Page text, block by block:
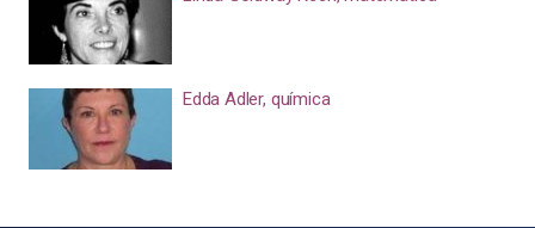
Edda Adler, química